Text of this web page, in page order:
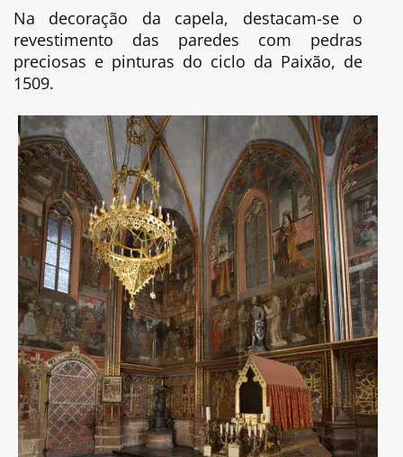
Na decoração da capela, destacam-se o
revestimento das paredes com pedras
preciosas e pinturas do ciclo da Paixão, de
1509.